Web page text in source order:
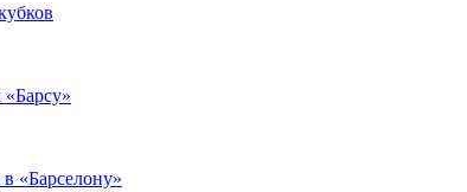
«Барселону»